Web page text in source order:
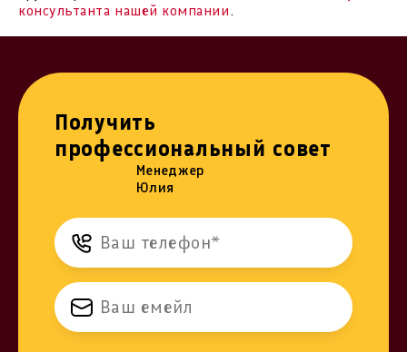
консультанта нашей компании.
Получить
профессиональный совет
Менеджер
Юлия